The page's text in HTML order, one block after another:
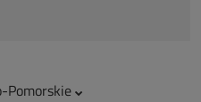
Pomorskie